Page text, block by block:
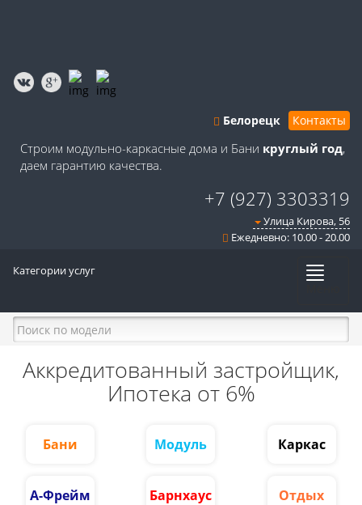
Белорецк Контакты
Строим модульно-каркасные дома и Бани круглый год,
даем гарантию качества.
+7 (927) 3303319
Улица Кирова, 56
Ежедневно: 10.00 - 20.00
Категории услуг
Аккредитованный застройщик,
Ипотека от 6%
Бани Модуль Каркас
А-Фрейм Барнхаус Отдых